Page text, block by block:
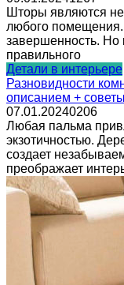
Шторы являются
любого
завершенность. Но
правильного
Детали в интерьере
Разновидности
описанием +
07.01.20240206
Любая пальма
экзотичностью.
создает
преображает